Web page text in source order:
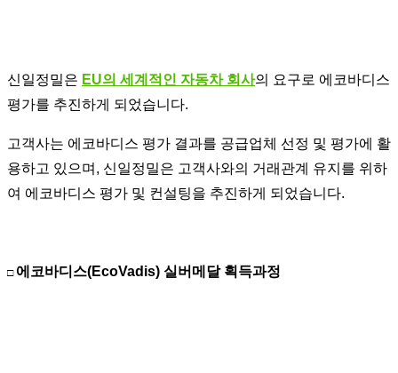
신일정밀은 EU의 세계적인 자동차 회사의 요구로 에코바디스
평가를 추진하게 되었습니다.
고객사는 에코바디스 평가 결과를 공급업체 선정 및 평가에 활
용하고 있으며, 신일정밀은 고객사와의 거래관계 유지를 위하
여 에코바디스 평가 및 컨설팅을 추진하게 되었습니다.
□ 에코바디스(EcoVadis) 실버메달 획득과정